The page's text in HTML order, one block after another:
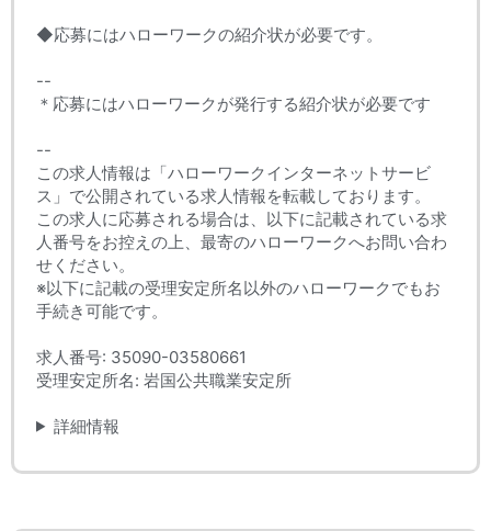
◆応募にはハローワークの紹介状が必要です。
--
＊応募にはハローワークが発行する紹介状が必要です
--
この求人情報は「ハローワークインターネットサービ
ス」で公開されている求人情報を転載しております。
この求人に応募される場合は、以下に記載されている求
人番号をお控えの上、最寄のハローワークへお問い合わ
せください。
※以下に記載の受理安定所名以外のハローワークでもお
手続き可能です。
求人番号: 35090-03580661
受理安定所名: 岩国公共職業安定所
詳細情報